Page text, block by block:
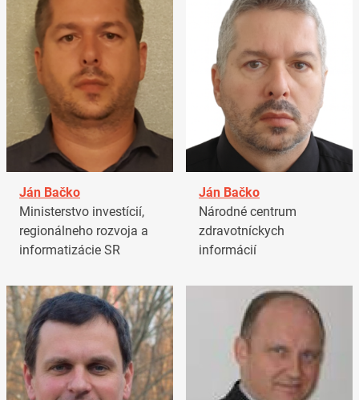
Ján Bačko
Ministerstvo investícií,
regionálneho rozvoja a
informatizácie SR
Ján Bačko
Národné centrum
zdravotníckych
informácií